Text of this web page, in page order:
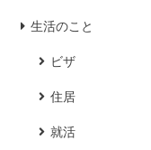
生活のこと
ビザ
住居
就活